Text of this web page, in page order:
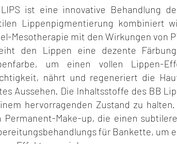
ist eine innovative Behandlung
Lippenpigmentierung kombiniert
Mesotherapie mit den Wirkungen von
den Lippen eine dezente
um einen vollen Lippen-
nährt und regeneriert die
Aussehen. Die Inhaltsstoffe des BB
hervorragenden Zustand zu
Permanent-Make-up, die einen
für Bankette, um